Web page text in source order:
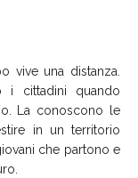
vive una distanza.
i cittadini quando
La conoscono le
in un territorio
che partono e